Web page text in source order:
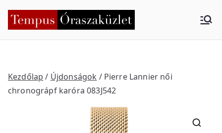
Tempus
küzlet
Kezdőlap / Újdonságok / Pierre Lannier női
chronográpf karóra 083J542